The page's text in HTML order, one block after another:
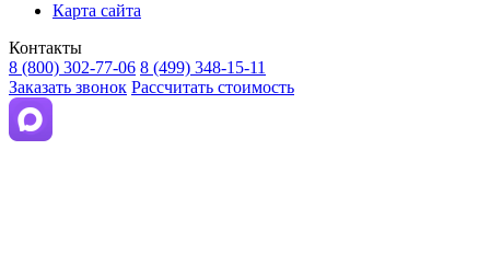
Карта сайта
Контакты
8 (800) 302-77-06 8 (499) 348-15-11
Заказать звонок Рассчитать стоимость